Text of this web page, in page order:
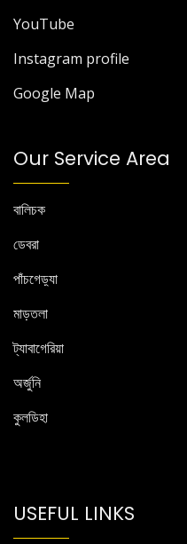
YouTube
Instagram profile
Google Map
Our Service Area
বালিচক
ডেবরা
পাঁচগেড়্যা
মাড়তলা
ট্যাবাগেরিয়া
অর্জুনি
কুলডিহা
USEFUL LINKS